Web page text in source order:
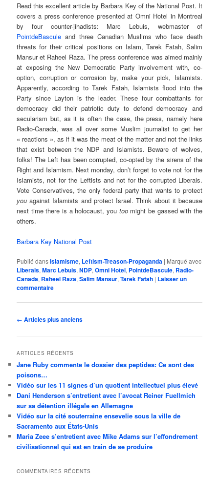
Read this excellent article by Barbara Key of the National Post. It
covers a press conference presented at Omni Hotel in Montreal
by four counter-jihadists: Marc Lebuis, webmaster of
PointdeBascule and three Canadian Muslims who face death
threats for their critical positions on Islam, Tarek Fatah, Salim
Mansur et Raheel Raza. The press conference was aimed mainly
at exposing the New Democratic Party involvement with, co-
option, corruption or corrosion by, make your pick, Islamists.
Apparently, according to Tarek Fatah, Islamists flood into the
Party since Layton is the leader. These four combattants for
democracy did their patriotic duty to defend democracy and
secularism but, as it is often the case, the press, namely here
Radio-Canada, was all over some Muslim journalist to get her
« reactions », as if it was the meat of the matter and not the links
that exist between the NDP and Islamists. Beware of wolves,
folks! The Left has been corrupted, co-opted by the sirens of the
Right and Islamism. Next monday, don’t forget to vote not for the
Islamists, not for the Leftists and not for the corrupted Liberals.
Vote Conservatives, the only federal party that wants to protect
you against Islamists and protect Israel. Think about it because
next time there is a holocaust, you toomight be gassed with the
others.
Barbara Key National Post
Publié dansIslamisme, Leftism-Treason-Propaganda | Marqué avec
Liberals,Marc Lebuis,NDP,Omni Hotel, PointdeBascule, Radio-
Canada, Raheel Raza,Salim Mansur,Tarek Fatah | Laisser un
commentaire
Navigation
articles
← Articles plus anciens
ARTICLES RÉCENTS
Jane Ruby commente le dossier des peptides: Ce sont des
poisons…
Vidéo sur les 11 signes d’un quotient intellectuel plus élevé
Dani Henderson s’entretient avec l’avocat Reiner Fuellmich
sur sa détention illégale en Allemagne
Vidéo sur la cité souterraine ensevelie sous la ville de
Sacramento aux États-Unis
Maria Zeee s’entretient avec Mike Adams sur l’effondrement
civilisationnel qui est en train de se produire
COMMENTAIRES RÉCENTS